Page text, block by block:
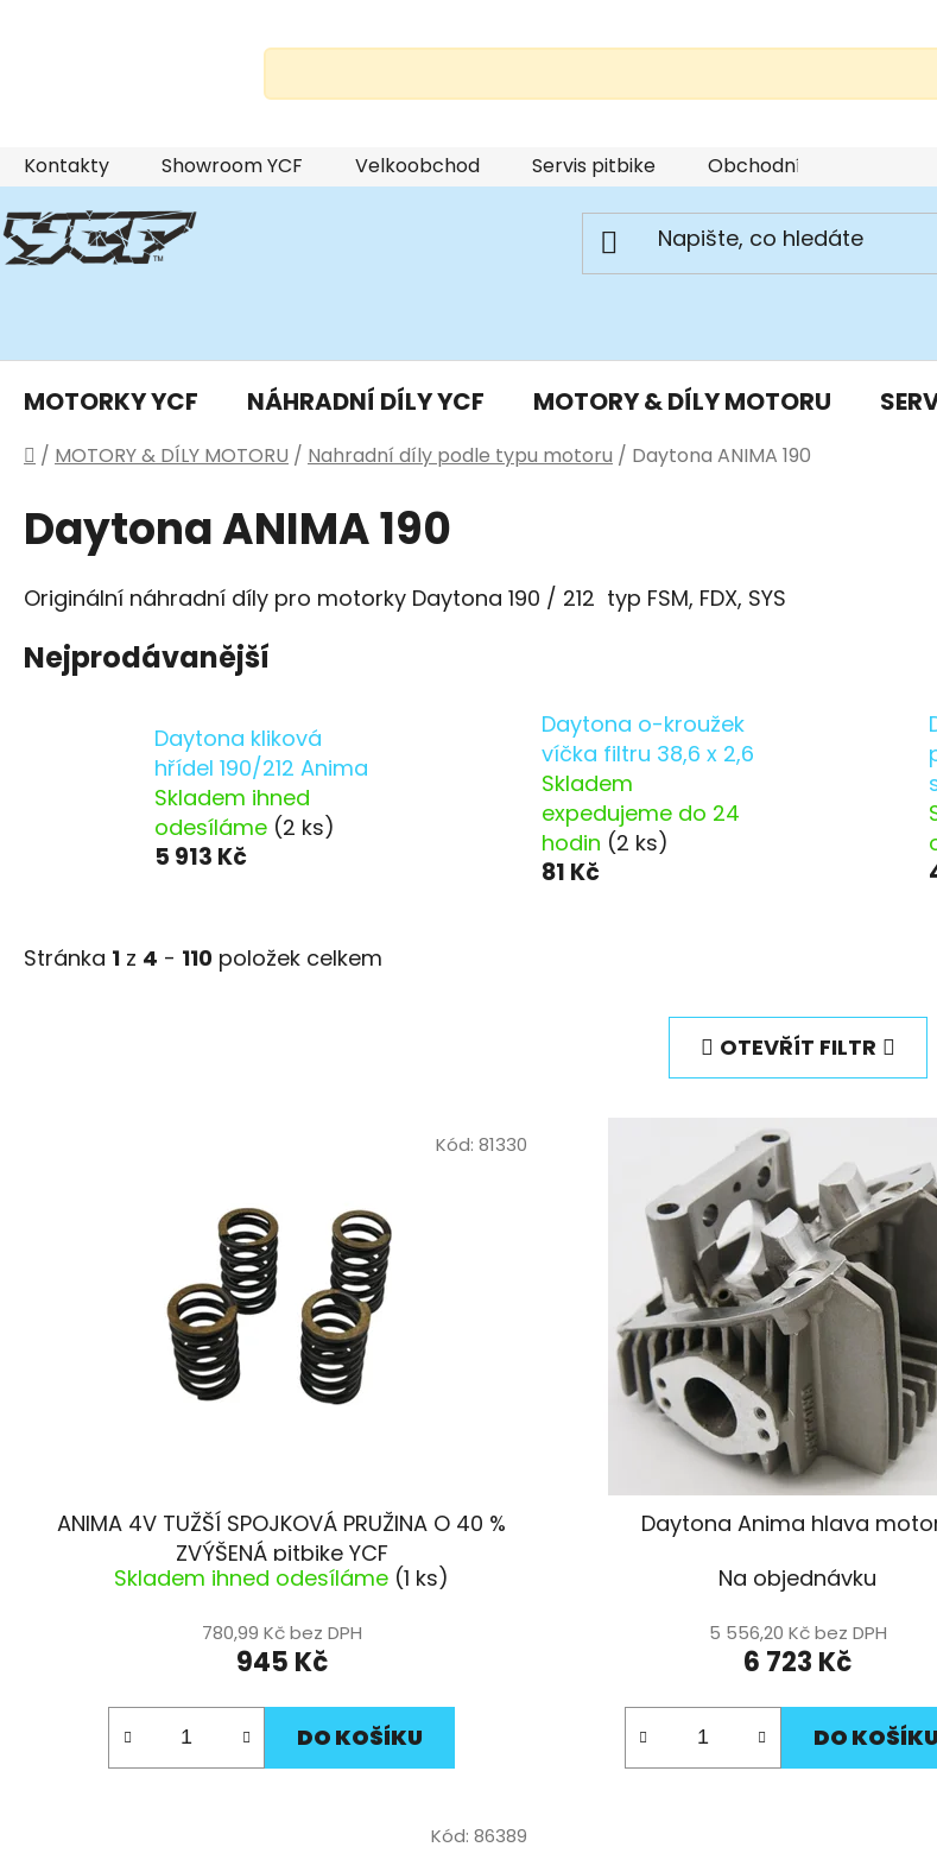
Přejít
na
obsah
Kontakty Showroom YCF Velkoobchod Servis pitbike Obchodní podmínky
MOTORKY YCF NÁHRADNÍ DÍLY YCF MOTORY & DÍLY MOTORU
Domů
/ MOTORY & DÍLY MOTORU / Nahradní díly podle typu motoru / Daytona ANIMA 190
Daytona ANIMA 190
Originální náhradní díly pro motorky Daytona 190 / 212 typ FSM, FDX, SYS
Nejprodávanější
Daytona kliková
hřídel 190/212 Anima
Skladem ihned
odesíláme (2 ks)
5 913 Kč
Daytona o-kroužek
víčka filtru 38,6 x 2,6
Skladem
expedujeme do 24
hodin (2 ks)
81 Kč
Stránka 1 z 4 - 110 položek celkem
OTEVŘÍT FILTR
ANIMA 4V TUŽŠÍ SPOJKOVÁ PRUŽINA O 40 %
ZVÝŠENÁ pitbike YCF
Skladem ihned odesíláme (1 ks)
780,99 Kč bez DPH
945 Kč
DO KOŠÍKU
Kód: 81330
Daytona Anima hlava
Na objednávku
5 556,20 Kč bez DPH
6 723 Kč
DO KOŠÍKU
Kód: 86389